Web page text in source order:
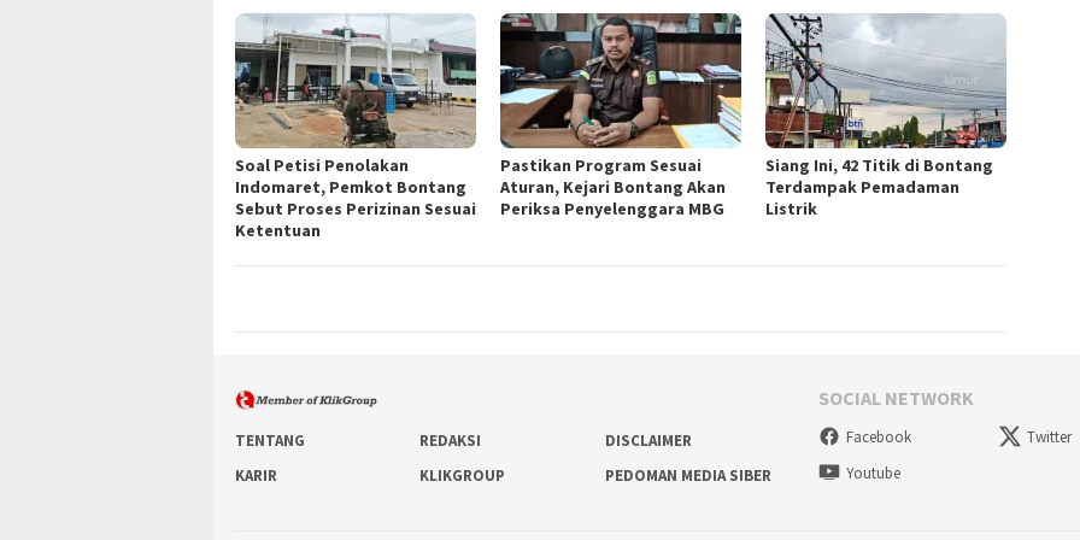
Soal Petisi Penolakan
Indomaret, Pemkot Bontang
Sebut Proses Perizinan Sesuai
Ketentuan
Pastikan Program Sesuai
Aturan, Kejari Bontang Akan
Periksa Penyelenggara MBG
Siang Ini, 42 Titik di Bontang
Terdampak Pemadaman
Listrik
TENTANG REDAKSI
DISCLAIMER
KARIR
KLIKGROUP PEDOMAN MEDIA SIBER
SOCIAL NETWORK
Facebook Twitter
Youtube